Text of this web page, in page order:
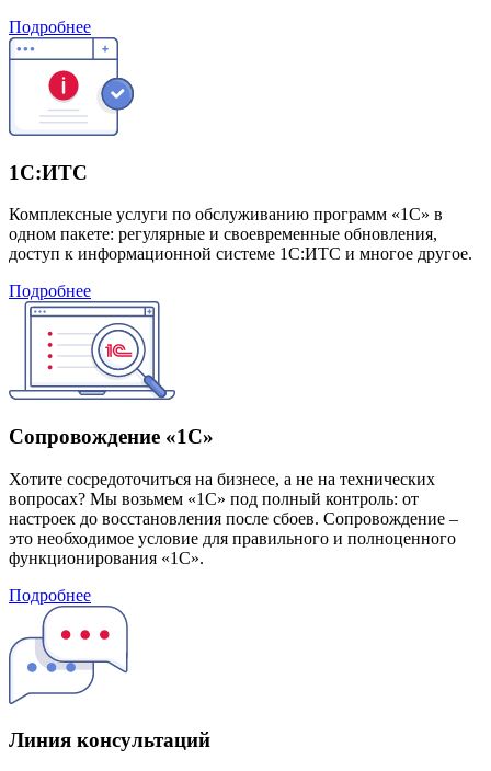
Подробнее
1С:ИТС
Комплексные услуги по обслуживанию программ «1С» в
одном пакете: регулярные и своевременные обновления,
доступ к информационной системе 1С:ИТС и многое другое.
Подробнее
Сопровождение «1С»
Хотите сосредоточиться на бизнесе, а не на технических
вопросах? Мы возьмем «1С» под полный контроль: от
настроек до восстановления после сбоев. Сопровождение –
это необходимое условие для правильного и полноценного
функционирования «1С».
Подробнее
Линия консультаций